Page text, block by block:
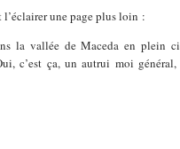
une page plus loin :
la vallée de Maceda en plein
c’est ça, un autrui moi